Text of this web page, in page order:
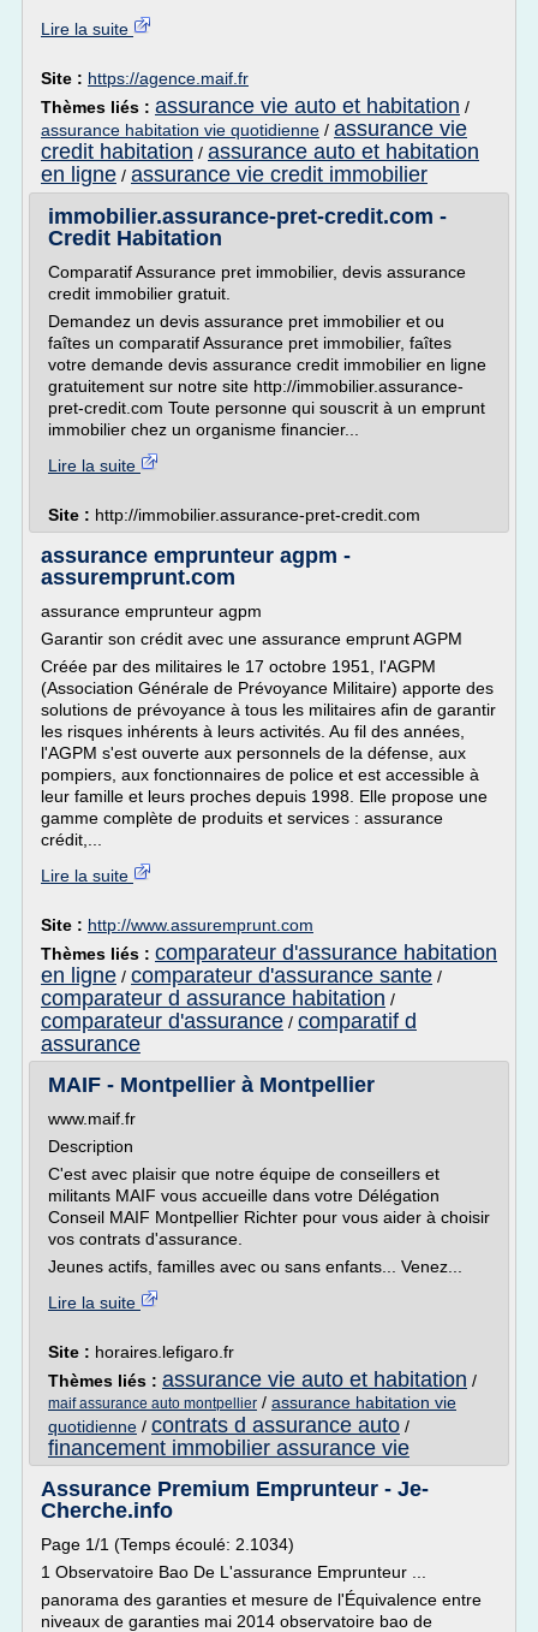
Lire la suite
Site : https://agence.maif.fr
Thèmes liés : assurance vie auto et habitation /
assurance habitation vie quotidienne / assurance vie
credit habitation / assurance auto et habitation
en ligne / assurance vie credit immobilier
immobilier.assurance-pret-credit.com -
Credit Habitation
Comparatif Assurance pret immobilier, devis assurance
credit immobilier gratuit.
Demandez un devis assurance pret immobilier et ou
faîtes un comparatif Assurance pret immobilier, faîtes
votre demande devis assurance credit immobilier en ligne
gratuitement sur notre site http://immobilier.assurance-
pret-credit.com Toute personne qui souscrit à un emprunt
immobilier chez un organisme financier...
Lire la suite
Site : http://immobilier.assurance-pret-credit.com
assurance emprunteur agpm -
assuremprunt.com
assurance emprunteur agpm
Garantir son crédit avec une assurance emprunt AGPM
Créée par des militaires le 17 octobre 1951, l'AGPM
(Association Générale de Prévoyance Militaire) apporte des
solutions de prévoyance à tous les militaires afin de garantir
les risques inhérents à leurs activités. Au fil des années,
l'AGPM s'est ouverte aux personnels de la défense, aux
pompiers, aux fonctionnaires de police et est accessible à
leur famille et leurs proches depuis 1998. Elle propose une
gamme complète de produits et services : assurance
crédit,...
Lire la suite
Site : http://www.assuremprunt.com
Thèmes liés : comparateur d'assurance habitation
en ligne / comparateur d'assurance sante /
comparateur d assurance habitation /
comparateur d'assurance / comparatif d
assurance
MAIF - Montpellier à Montpellier
www.maif.fr
Description
C'est avec plaisir que notre équipe de conseillers et
militants MAIF vous accueille dans votre Délégation
Conseil MAIF Montpellier Richter pour vous aider à choisir
vos contrats d'assurance.
Jeunes actifs, familles avec ou sans enfants... Venez...
Lire la suite
Site : horaires.lefigaro.fr
Thèmes liés : assurance vie auto et habitation /
maif assurance auto montpellier / assurance habitation vie
quotidienne / contrats d assurance auto /
financement immobilier assurance vie
Assurance Premium Emprunteur - Je-
Cherche.info
Page 1/1 (Temps écoulé: 2.1034)
1 Observatoire Bao De L'assurance Emprunteur ...
panorama des garanties et mesure de l'Équivalence entre
niveaux de garanties mai 2014 observatoire bao de